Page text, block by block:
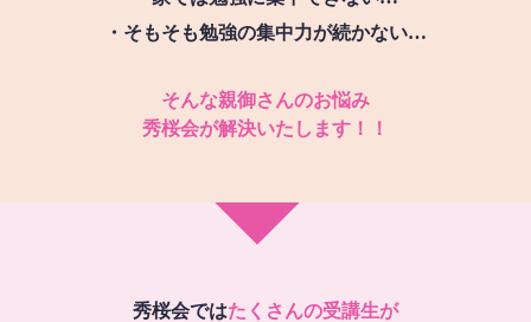
・そもそも勉強の集中力が続かない…
そんな親御さんのお悩み
秀桜会が解決いたします！！
秀桜会ではたくさんの受講生が